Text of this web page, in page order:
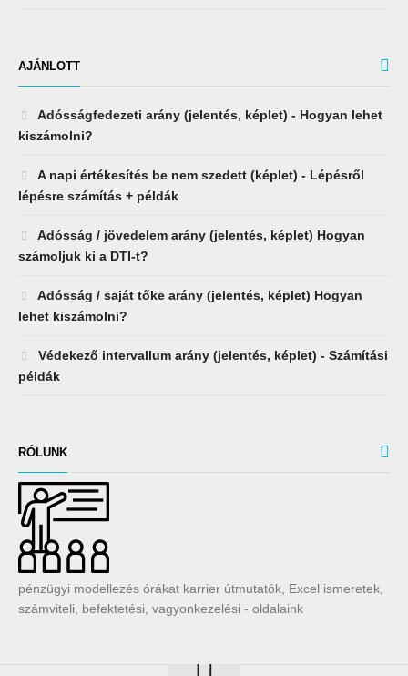
AJÁNLOTT
Adósságfedezeti arány (jelentés, képlet) - Hogyan lehet
kiszámolni?
A napi értékesítés be nem szedett (képlet) - Lépésről
lépésre számítás + példák
Adósság / jövedelem arány (jelentés, képlet) Hogyan
számoljuk ki a DTI-t?
Adósság / saját tőke arány (jelentés, képlet) Hogyan
lehet kiszámolni?
Védekező intervallum arány (jelentés, képlet) - Számítási
példák
RÓLUNK
pénzügyi modellezés órákat karrier útmutatók, Excel ismeretek,
számviteli, befektetési, vagyonkezelési - oldalaink